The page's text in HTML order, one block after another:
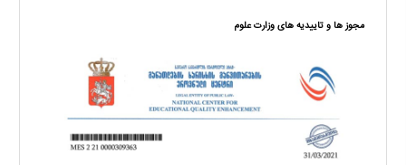
مجوز ها و تاییدیه های وزارت علوم